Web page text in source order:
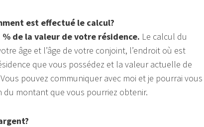
est effectué le calcul?
% de la valeur de votre résidence. Le calcul du
âge et l’âge de votre conjoint, l’endroit où est
que vous possédez et la valeur actuelle de
pouvez communiquer avec moi et je pourrai vous
montant que vous pourriez obtenir.